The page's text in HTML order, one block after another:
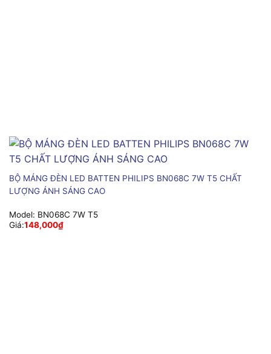
BỘ MÁNG ĐÈN LED BATTEN PHILIPS BN068C 7W T5 CHẤT
LƯỢNG ÁNH SÁNG CAO
Model: BN068C 7W T5
Giá:148,000₫